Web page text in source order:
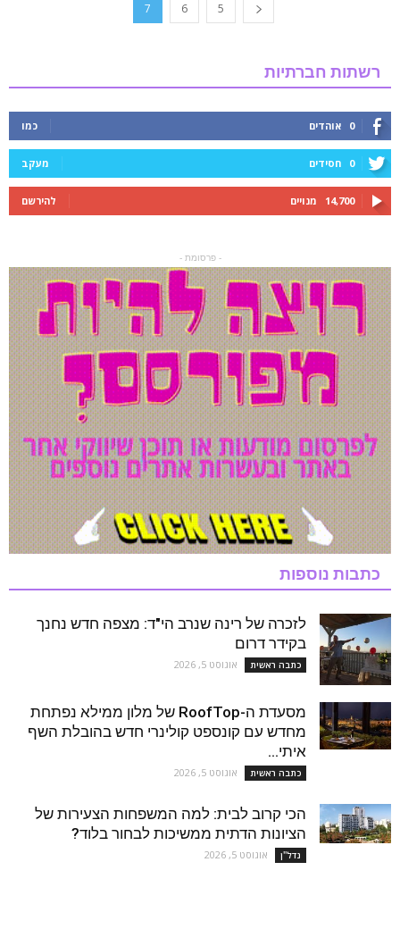
5
6
7
רשתות חברתיות
0 אוהדים כמו
0 חסידים מעקב
14,700 מנויים להירשם
- פרסומת -
כתבות נוספות
לזכרה של רינה שנרב הי"ד: מצפה חדש נחנך
בקידר דרום
כתבה ראשית אוגוסט 5, 2026
מסעדת ה-RoofTop של מלון ממילא נפתחת
מחדש עם קונספט קולינרי חדש בהובלת השף
איתי...
כתבה ראשית אוגוסט 5, 2026
הכי קרוב לבית: למה המשפחות הצעירות של
הציונות הדתית ממשיכות לבחור בלוד?
נדל''ן אוגוסט 5, 2026